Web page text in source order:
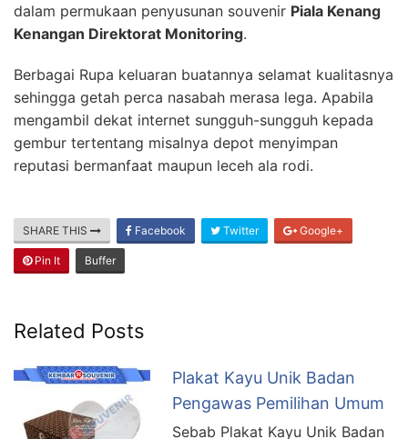
dalam permukaan penyusunan souvenir Piala Kenang
Kenangan Direktorat Monitoring.
Berbagai Rupa keluaran buatannya selamat kualitasnya
sehingga getah perca nasabah merasa lega. Apabila
mengambil dekat internet sungguh-sungguh kepada
gembur tertentang misalnya depot menyimpan
reputasi bermanfaat maupun leceh ala rodi.
SHARE THIS Facebook Twitter Google+
Pin It Buffer
Related Posts
Plakat Kayu Unik Badan
Pengawas Pemilihan Umum
Sebab Plakat Kayu Unik Badan